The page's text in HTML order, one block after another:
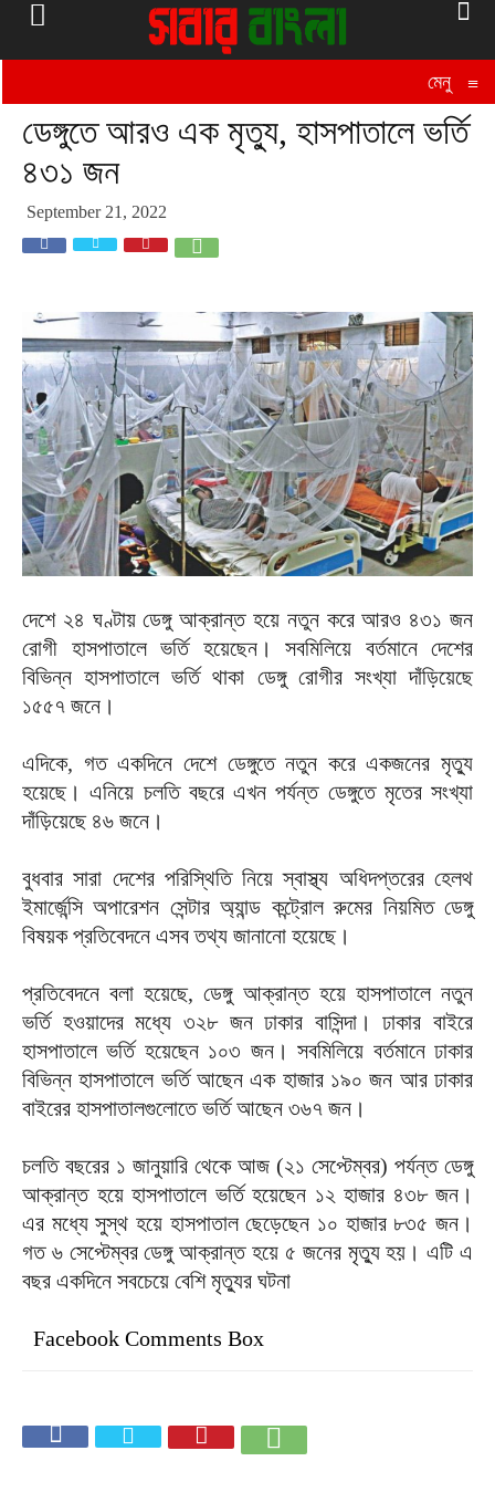
মেনু ≡
ডেঙ্গুতে আরও এক মৃত্যু, হাসপাতালে ভর্তি
৪৩১ জন
September 21, 2022
দেশে ২৪ ঘণ্টায় ডেঙ্গু আক্রান্ত হয়ে নতুন করে আরও ৪৩১ জন
রোগী হাসপাতালে ভর্তি হয়েছেন। সবমিলিয়ে বর্তমানে দেশের
বিভিন্ন হাসপাতালে ভর্তি থাকা ডেঙ্গু রোগীর সংখ্যা দাঁড়িয়েছে
১৫৫৭ জনে।
এদিকে, গত একদিনে দেশে ডেঙ্গুতে নতুন করে একজনের মৃত্যু
হয়েছে। এনিয়ে চলতি বছরে এখন পর্যন্ত ডেঙ্গুতে মৃতের সংখ্যা
দাঁড়িয়েছে ৪৬ জনে।
বুধবার সারা দেশের পরিস্থিতি নিয়ে স্বাস্থ্য অধিদপ্তরের হেলথ
ইমার্জেন্সি অপারেশন সেন্টার অ্যান্ড কন্ট্রোল রুমের নিয়মিত ডেঙ্গু
বিষয়ক প্রতিবেদনে এসব তথ্য জানানো হয়েছে।
প্রতিবেদনে বলা হয়েছে, ডেঙ্গু আক্রান্ত হয়ে হাসপাতালে নতুন
ভর্তি হওয়াদের মধ্যে ৩২৮ জন ঢাকার বাসিন্দা। ঢাকার বাইরে
হাসপাতালে ভর্তি হয়েছেন ১০৩ জন। সবমিলিয়ে বর্তমানে ঢাকার
বিভিন্ন হাসপাতালে ভর্তি আছেন এক হাজার ১৯০ জন আর ঢাকার
বাইরের হাসপাতালগুলোতে ভর্তি আছেন ৩৬৭ জন।
চলতি বছরের ১ জানুয়ারি থেকে আজ (২১ সেপ্টেম্বর) পর্যন্ত ডেঙ্গু
আক্রান্ত হয়ে হাসপাতালে ভর্তি হয়েছেন ১২ হাজার ৪৩৮ জন।
এর মধ্যে সুস্থ হয়ে হাসপাতাল ছেড়েছেন ১০ হাজার ৮৩৫ জন।
গত ৬ সেপ্টেম্বর ডেঙ্গু আক্রান্ত হয়ে ৫ জনের মৃত্যু হয়। এটি এ
বছর একদিনে সবচেয়ে বেশি মৃত্যুর ঘটনা
Facebook Comments Box